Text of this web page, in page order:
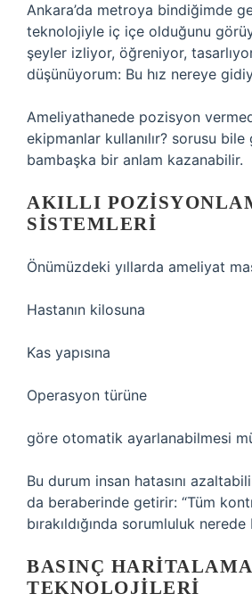
Ankara’da metroya bindiğimde
teknolojiyle iç içe olduğunu
şeyler izliyor, öğreniyor,
düşünüyorum: Bu hız nereye
Ameliyathanede pozisyon
ekipmanlar kullanılır? sorusu
bambaşka bir anlam kazanabilir.
AKILLI
SISTEMLERI
Önümüzdeki yıllarda ameliyat
Hastanın kilosuna
Kas yapısına
Operasyon türüne
göre otomatik ayarlanabilmesi
Bu durum insan hatasını
da beraberinde getirir: “Tüm
bırakıldığında sorumluluk nerede
BASINÇ HARITALAMA
TEKNOLOJILERI